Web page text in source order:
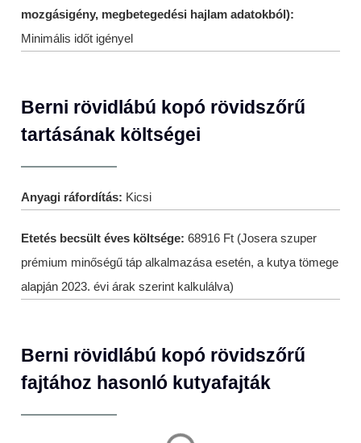
mozgásigény, megbetegedési hajlam adatokból):
Minimális időt igényel
Berni rövidlábú kopó rövidszőrű
tartásának költségei
Anyagi ráfordítás: Kicsi
Etetés becsült éves költsége: 68916 Ft (Josera szuper
prémium minőségű táp alkalmazása esetén, a kutya tömege
alapján 2023. évi árak szerint kalkulálva)
Berni rövidlábú kopó rövidszőrű
fajtához hasonló kutyafajták